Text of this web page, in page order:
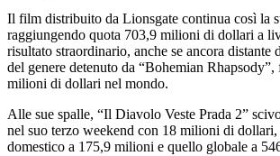
Il film distribuito da Lionsgate continua così la
raggiungendo quota 703,9 milioni di dollari a
risultato straordinario, anche se ancora distante
del genere detenuto da “Bohemian
milioni di dollari nel mondo.
Alle sue spalle, “Il Diavolo Veste Prada 2”
nel suo terzo weekend con 18 milioni di
domestico a 175,9 milioni e quello globale a